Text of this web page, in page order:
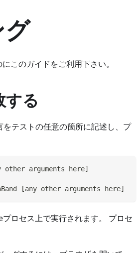
このガイドをご利用下さい。
る
をテストの任意の箇所に記述し、プ
other arguments here]
[any other arguments here]
ロセス上で実行されます。 プロセ